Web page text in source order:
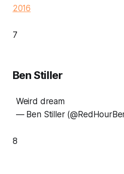
2016
7
Ben Stiller
Weird dream
— Ben Stiller
8